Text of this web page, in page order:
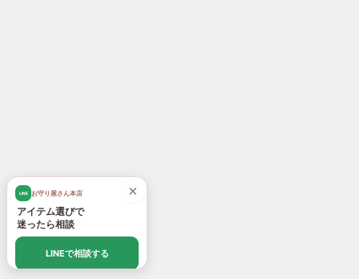
×
LINE お守り屋さん本店
アイテム選びで
迷ったら相談
LINEで相談する